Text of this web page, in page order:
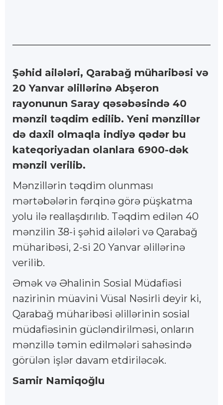
Şəhid ailələri, Qarabağ müharibəsi və
20 Yanvar əlillərinə Abşeron
rayonunun Saray qəsəbəsində 40
mənzil təqdim edilib. Yeni mənzillər
də daxil olmaqla indiyə qədər bu
kateqoriyadan olanlara 6900-dək
mənzil verilib.
Mənzillərin təqdim olunması
mərtəbələrin fərqinə görə püşkatma
yolu ilə reallaşdırılıb. Təqdim edilən 40
mənzilin 38-i şəhid ailələri və Qarabağ
müharibəsi, 2-si 20 Yanvar əlillərinə
verilib.
Əmək və Əhalinin Sosial Müdafiəsi
nazirinin müavini Vüsal Nəsirli deyir ki,
Qarabağ müharibəsi əlillərinin sosial
müdafiəsinin gücləndirilməsi, onların
mənzillə təmin edilmələri sahəsində
görülən işlər davam etdiriləcək.
Samir Namiqoğlu